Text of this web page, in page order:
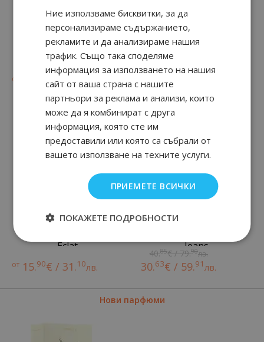
ECLAT d'ARPEGE
от € / 45. лв. 19.
Eclat
от 15.90€ / 31.10лв.
Jeans
40.85€ / 79.90лв.
30.63€ / 59.91лв.
Нови парфюми
Ние използваме бисквитки, за да
персонализираме съдържанието,
рекламите и да анализираме нашия
трафик. Също така споделяме
информация за използването на нашия
сайт от ваша страна с нашите
партньори за реклама и анализи, които
може да я комбинират с друга
информация, която сте им
предоставили или която са събрали от
вашето използване на техните услуги.
ПРИЕМЕТЕ ВСИЧКИ
ПОКАЖЕТЕ ПОДРОБНОСТИ